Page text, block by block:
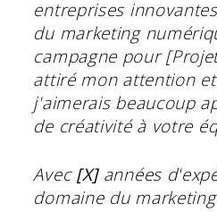
entreprises
du marketing
campagne pour
attiré mon attention
j'aimerais beaucoup
de créativité à votre
Avec[X]années
domaine du